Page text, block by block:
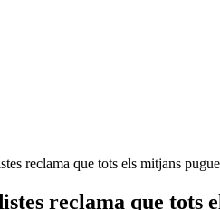
reclama que tots els mitjans
reclama que tots